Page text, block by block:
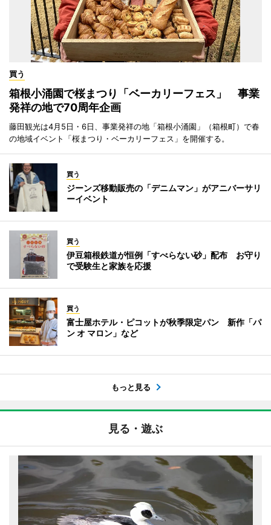
買う
箱根小涌園で桜まつり「ベーカリーフェス」 事業
発祥の地で70周年企画
藤田観光は4月5日・6日、事業発祥の地「箱根小涌園」（箱根町）で春
の地域イベント「桜まつり・ベーカリーフェス」を開催する。
買う
ジーンズ移動販売の「デニムマン」がアニバーサリ
ーイベント
買う
伊豆箱根鉄道が恒例「すべらない砂」配布 お守り
で受験生と家族を応援
買う
富士屋ホテル・ピコットが秋季限定パン 新作「パ
ン オ マロン」など
もっと見る
見る・遊ぶ